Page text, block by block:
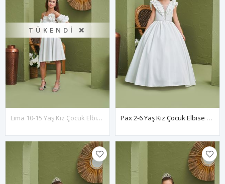
TÜKENDI ❌
Lima 10-15 Yaş Kız Çocuk Elbise 50013 Kırık Beyaz Pax 2-6 Yaş Kız Çocuk Elbise 20197 Kırık Beyaz